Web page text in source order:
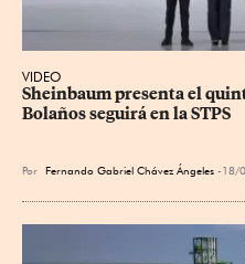
VIDEO
Sheinbaum presenta el
Bolaños seguirá en la STPS
Por Fernando Gabriel Chávez Ángeles 18/